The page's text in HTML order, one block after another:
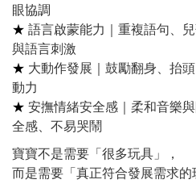
眼協調
★ 語言啟蒙能力｜重複語句、
與語言刺激
★ 大動作發展｜鼓勵翻身、抬
動力
★ 安撫情緒安全感｜柔和音樂
全感、不易哭鬧
寶寶不是需要「很多玩具」，
而是需要「真正符合發展需求的